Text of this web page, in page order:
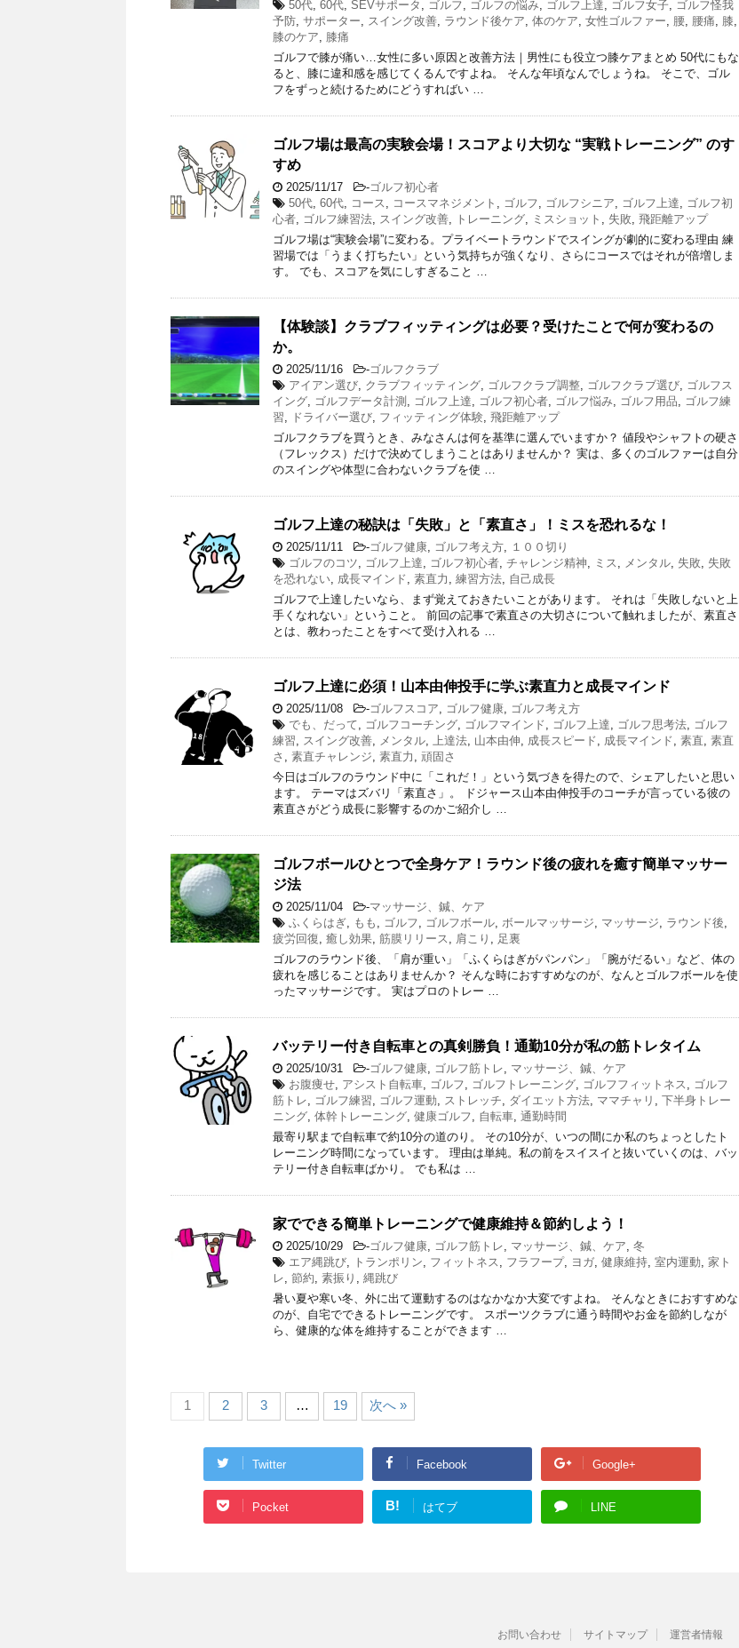
50代, 60代, SEVサポータ , ゴルフ, ゴルフの悩み, ゴルフ上達, ゴルフ女子, ゴルフ怪我
予防, サポーター, スイング改善, ラウンド後ケア, 体のケア, 女性ゴルファー, 腰, 腰痛, 膝,
膝のケア, 膝痛
ゴルフで膝が痛い…女性に多い原因と改善方法｜男性にも役立つ膝ケアまとめ 50代にもな
ると、膝に違和感を感じてくるんですよね。 そんな年頃なんでしょうね。 そこで、ゴル
フをずっと続けるためにどうすればい …
ゴルフ場は最高の実験会場！スコアより大切な “実戦トレーニング” のす
すめ
2025/11/17 -ゴルフ初心者
50代, 60代, コース , コースマネジメント , ゴルフ, ゴルフシニア, ゴルフ上達, ゴルフ初
心者, ゴルフ練習法, スイング改善, トレーニング, ミスショット , 失敗, 飛距離アップ
ゴルフ場は“実験会場”に変わる。プライベートラウンドでスイングが劇的に変わる理由 練
習場では「うまく打ちたい」という気持ちが強くなり、さらにコースではそれが倍増しま
す。 でも、スコアを気にしすぎること …
【体験談】クラブフィッティングは必要？受けたことで何が変わるの
か。
2025/11/16 -ゴルフクラブ
アイアン選び, クラブフィッティング, ゴルフクラブ調整, ゴルフクラブ選び, ゴルフス
イング, ゴルフデータ計測 , ゴルフ上達, ゴルフ初心者, ゴルフ悩み, ゴルフ用品, ゴルフ練
習, ドライバー選び, フィッティング体験, 飛距離アップ
ゴルフクラブを買うとき、みなさんは何を基準に選んでいますか？ 値段やシャフトの硬さ
（フレックス）だけで決めてしまうことはありませんか？ 実は、多くのゴルファーは自分
のスイングや体型に合わないクラブを使 …
ゴルフ上達の秘訣は「失敗」と「素直さ」！ミスを恐れるな！
2025/11/11 -ゴルフ健康, ゴルフ考え方, １００切り
ゴルフのコツ, ゴルフ上達, ゴルフ初心者, チャレンジ精神, ミス , メンタル, 失敗, 失敗
を恐れない, 成長マインド, 素直力 , 練習方法, 自己成長
ゴルフで上達したいなら、まず覚えておきたいことがあります。 それは「失敗しないと上
手くなれない」ということ。 前回の記事で素直さの大切さについて触れましたが、素直さ
とは、教わったことをすべて受け入れる …
ゴルフ上達に必須！山本由伸投手に学ぶ素直力と成長マインド
2025/11/08 -ゴルフスコア, ゴルフ健康, ゴルフ考え方
でも、だって, ゴルフコーチング, ゴルフマインド, ゴルフ上達, ゴルフ思考法, ゴルフ
練習, スイング改善, メンタル, 上達法, 山本由伸, 成長スピード, 成長マインド, 素直, 素直
さ , 素直チャレンジ, 素直力 , 頑固さ
今日はゴルフのラウンド中に「これだ！」という気づきを得たので、シェアしたいと思い
ます。 テーマはズバリ「素直さ」。 ドジャース山本由伸投手のコーチが言っている彼の
素直さがどう成長に影響するのかご紹介し …
ゴルフボールひとつで全身ケア！ラウンド後の疲れを癒す簡単マッサー
ジ法
2025/11/04 -マッサージ、鍼、ケア
ふくらはぎ, もも , ゴルフ, ゴルフボール, ボールマッサージ, マッサージ, ラウンド後,
疲労回復, 癒し効果, 筋膜リリース , 肩こり , 足裏
ゴルフのラウンド後、「肩が重い」「ふくらはぎがパンパン」「腕がだるい」など、体の
疲れを感じることはありませんか？ そんな時におすすめなのが、なんとゴルフボールを使
ったマッサージです。 実はプロのトレー …
バッテリー付き自転車との真剣勝負！通勤10分が私の筋トレタイム
2025/10/31 -ゴルフ健康, ゴルフ筋トレ, マッサージ、鍼、ケア
お腹痩せ, アシスト自転車, ゴルフ, ゴルフトレーニング, ゴルフフィットネス , ゴルフ
筋トレ, ゴルフ練習, ゴルフ運動, ストレッチ, ダイエット方法, ママチャリ , 下半身トレー
ニング, 体幹トレーニング, 健康ゴルフ, 自転車, 通勤時間
最寄り駅まで自転車で約10分の道のり。 その10分が、いつの間にか私のちょっとしたト
レーニング時間になっています。 理由は単純。私の前をスイスイと抜いていくのは、バッ
テリー付き自転車ばかり。 でも私は …
家でできる簡単トレーニングで健康維持＆節約しよう！
2025/10/29 -ゴルフ健康, ゴルフ筋トレ, マッサージ、鍼、ケア, 冬
エア縄跳び, トランポリン, フィットネス , フラフープ, ヨガ, 健康維持, 室内運動, 家ト
レ, 節約, 素振り , 縄跳び
暑い夏や寒い冬、外に出て運動するのはなかなか大変ですよね。 そんなときにおすすめな
のが、自宅でできるトレーニングです。 スポーツクラブに通う時間やお金を節約しなが
ら、健康的な体を維持することができます …
1 2 3 … 19 次へ »
Twitter Facebook Google+
Pocket B! はてブ LINE
お問い合わせ サイトマップ 運営者情報